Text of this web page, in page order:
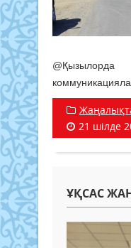
21 шілде
ҰҚСАС